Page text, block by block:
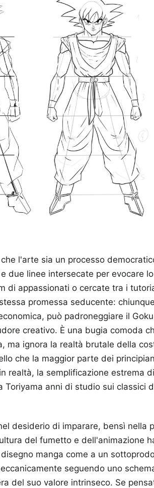
l'arte sia un processo
due linee intersecate per evocare
di appassionati o cercate tra i
promessa seducente:
può padroneggiare il
creativo. È una bugia comoda
ma ignora la realtà brutale della
che la maggior parte dei
realtà, la semplificazione estrema
Toriyama anni di studio sui classici
desiderio di imparare, bensì nella
del fumetto e dell'animazione
manga come a un
seguendo uno
del suo valore intrinseco. Se